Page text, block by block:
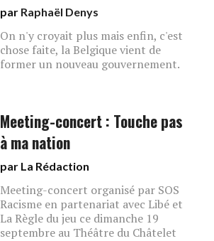
par Raphaël Denys
On n'y croyait plus mais enfin, c'est
chose faite, la Belgique vient de
former un nouveau gouvernement.
Meeting-concert : Touche pas
à ma nation
par La Rédaction
Meeting-concert organisé par SOS
Racisme en partenariat avec Libé et
La Règle du jeu ce dimanche 19
septembre au Théâtre du Châtelet